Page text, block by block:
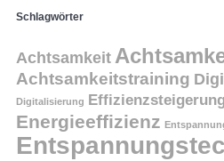
Schlagwörter
Achtsamkeit
Achtsamkeitstraining
Digitalisierung Effizienzsteigerung
Energieeffizienz